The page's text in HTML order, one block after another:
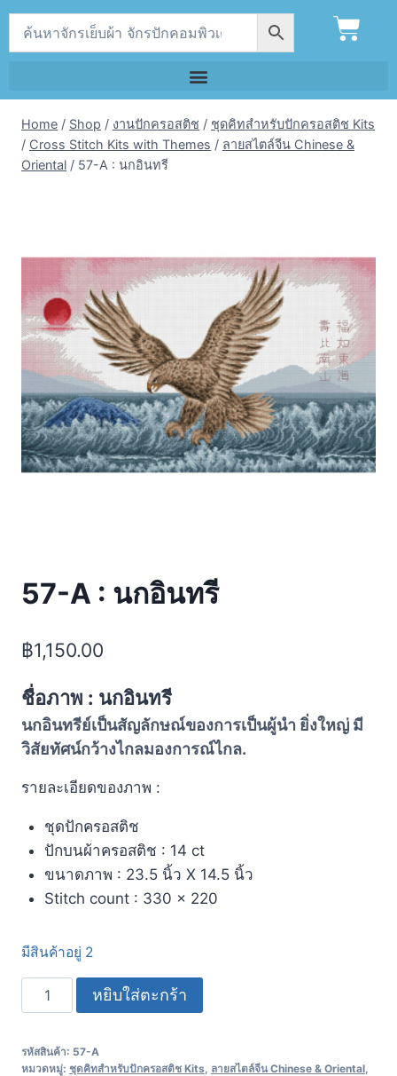
Home / Shop / งานปักครอสติช / ชุดคิทสำหรับปักครอสติช Kits
/ Cross Stitch Kits with Themes / ลายสไตล์จีน Chinese &
Oriental / 57-A : นกอินทรี
57-A : นกอินทรี
฿1,150.00
ชื่อภาพ : นกอินทรี
นกอินทรีย์เป็นสัญลักษณ์ของการเป็นผู้นำ ยิ่งใหญ่ มี
วิสัยทัศน์กว้างไกลมองการณ์ไกล.
รายละเอียดของภาพ :
ชุดปักครอสติช
ปักบนผ้าครอสติช : 14 ct
ขนาดภาพ : 23.5 นิ้ว X 14.5 นิ้ว
Stitch count : 330 x 220
มีสินค้าอยู่ 2
หยิบใส่ตะกร้า
รหัสสินค้า: 57-A
หมวดหมู่: ชุดคิทสำหรับปักครอสติช Kits ลายสไตล์จีน Chinese & Oriental